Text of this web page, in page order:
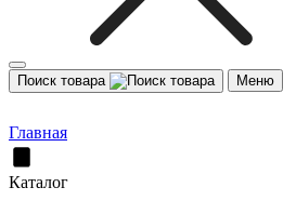
Поиск товара Меню
Главная
Каталог